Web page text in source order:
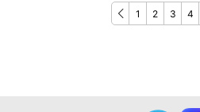
1 2 3 4